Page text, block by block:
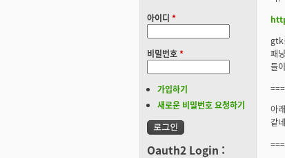
gtk
패
들
아
같
아이디 *
비밀번호*
가입하기
새로운 비밀번호 요청하기
Oauth2 Login :